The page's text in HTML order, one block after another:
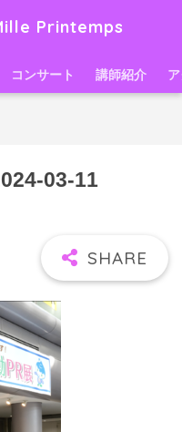
Printemps
コンサート 講師紹介
03-11